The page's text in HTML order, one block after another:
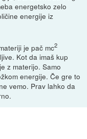
energetsko zelo
energije iz
je pač mc2
Kot da imaš kup
z materijo. Samo
energije. Če gre to
vemo. Prav lahko da